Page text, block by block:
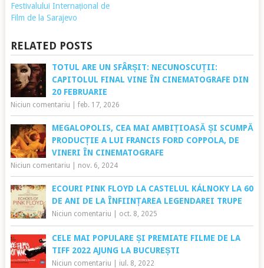
Festivalului Internațional de
Film de la Sarajevo
RELATED POSTS
TOTUL ARE UN SFÂRȘIT: NECUNOSCUȚII:
CAPITOLUL FINAL VINE ÎN CINEMATOGRAFE DIN
20 FEBRUARIE
Niciun comentariu feb. 17, 2026
MEGALOPOLIS, CEA MAI AMBIȚIOASĂ ȘI SCUMPĂ
PRODUCȚIE A LUI FRANCIS FORD COPPOLA, DE
VINERI ÎN CINEMATOGRAFE
Niciun comentariu nov. 6, 2024
ECOURI PINK FLOYD LA CASTELUL KÁLNOKY LA 60
DE ANI DE LA ÎNFIINȚAREA LEGENDAREI TRUPE
Niciun comentariu oct. 8, 2025
CELE MAI POPULARE ȘI PREMIATE FILME DE LA
TIFF 2022 AJUNG LA BUCUREȘTI
Niciun comentariu iul. 8, 2022